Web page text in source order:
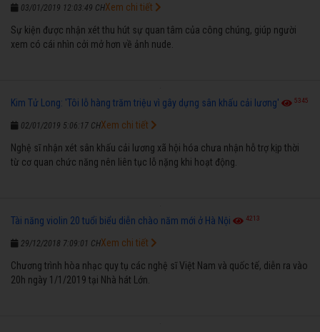
03/01/2019 12:03:49 CH
Sự kiện được nhận xét thu hút sự quan tâm của công chúng, giúp người
xem có cái nhìn cởi mở hơn về ảnh nude.
Xem chi tiết
Kim Tử Long: 'Tôi lỗ hàng trăm triệu vì gây dựng sân khấu cải lương' 5345
02/01/2019 5:06:17 CH
Nghệ sĩ nhận xét sân khấu cải lương xã hội hóa chưa nhận hỗ trợ kịp thời
từ cơ quan chức năng nên liên tục lỗ nặng khi hoạt động.
Xem chi tiết
Tài năng violin 20 tuổi biểu diễn chào năm mới ở Hà Nội 4213
29/12/2018 7:09:01 CH
Chương trình hòa nhạc quy tụ các nghệ sĩ Việt Nam và quốc tế, diễn ra vào
20h ngày 1/1/2019 tại Nhà hát Lớn.
Xem chi tiết